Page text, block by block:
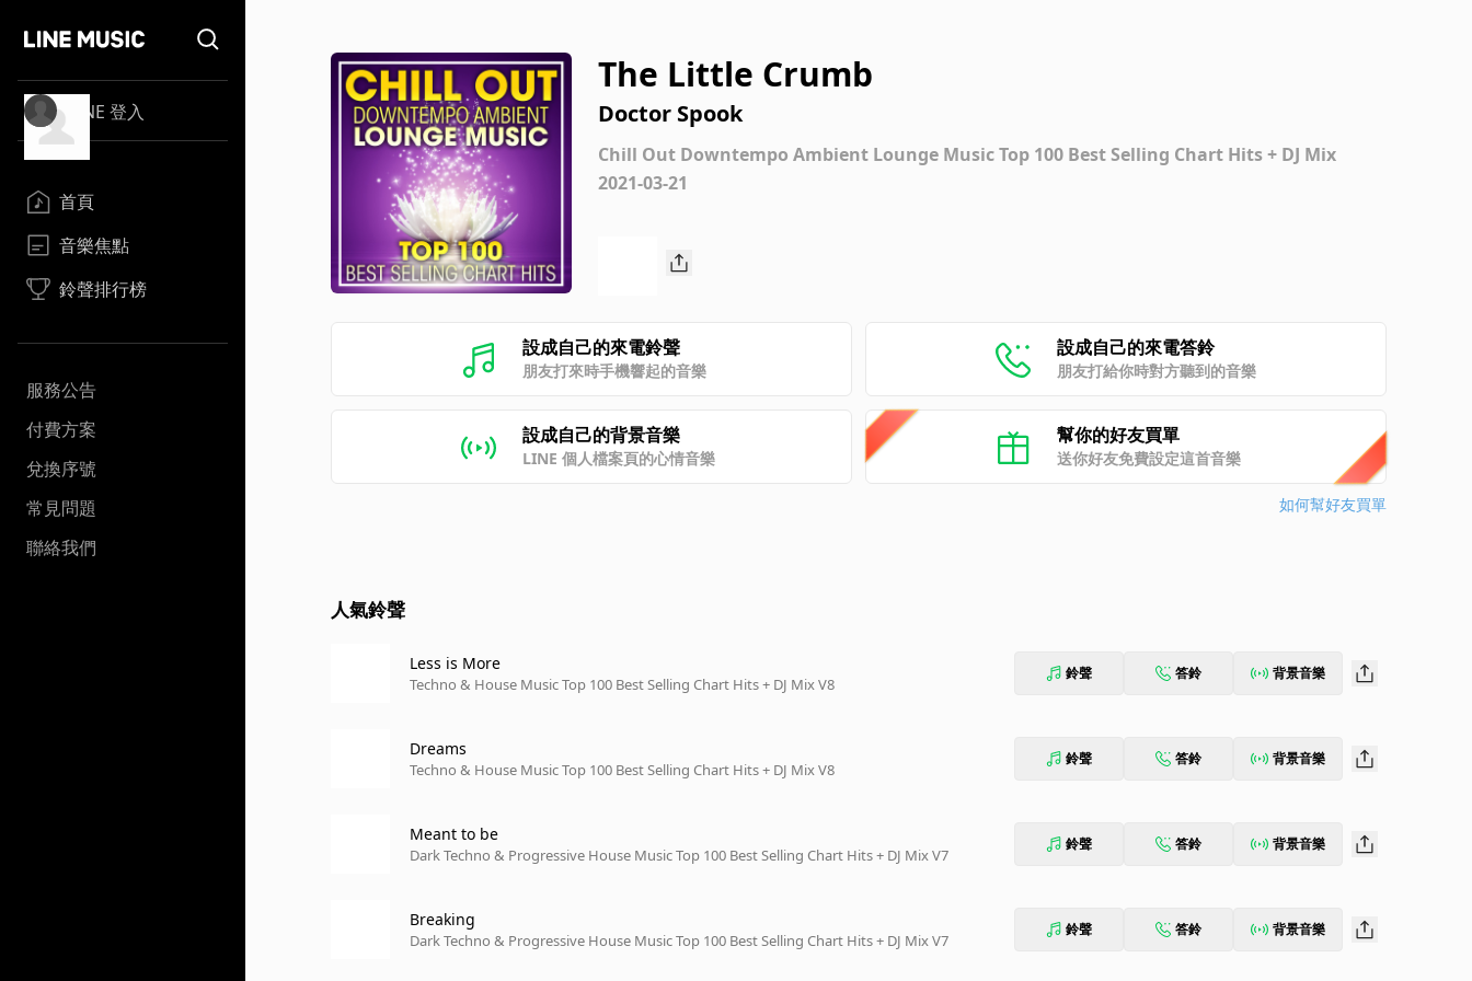
LINE 登入
首頁
音樂焦點
鈴聲排行榜
服務公告
付費方案
兌換序號
常見問題
聯絡我們
The Little Crumb
Doctor Spook
Chill Out Downtempo Ambient Lounge Music Top 100 Best Selling Chart Hits + DJ Mix
2021-03-21
設成自己的來電鈴聲
朋友打來時手機響起的音樂
設成自己的來電答鈴
朋友打給你時對方聽到的音樂
設成自己的背景音樂
LINE 個人檔案頁的心情音樂
幫你的好友買單
送你好友免費設定這首音樂
如何幫好友買單
人氣鈴聲
Less is More
Techno & House Music Top 100 Best Selling Chart Hits + DJ Mix V8
鈴聲 答鈴 背景音樂
Dreams
Techno & House Music Top 100 Best Selling Chart Hits + DJ Mix V8
鈴聲 答鈴 背景音樂
Meant to be
Dark Techno & Progressive House Music Top 100 Best Selling Chart Hits + DJ Mix V7
鈴聲 答鈴 背景音樂
Breaking
Dark Techno & Progressive House Music Top 100 Best Selling Chart Hits + DJ Mix V7
鈴聲 答鈴 背景音樂